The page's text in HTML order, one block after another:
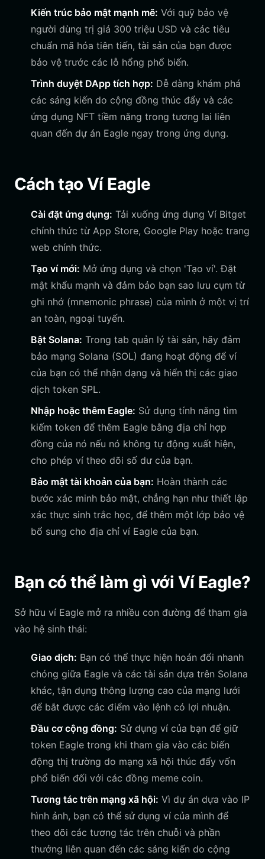
Kiến trúc bảo mật mạnh mẽ: Với quỹ bảo vệ
người dùng trị giá 300 triệu USD và các tiêu
chuẩn mã hóa tiên tiến, tài sản của bạn được
bảo vệ trước các lỗ hổng phổ biến.
Trình duyệt DApp tích hợp: Dễ dàng khám phá
các sáng kiến do cộng đồng thúc đẩy và các
ứng dụng NFT tiềm năng trong tương lai liên
quan đến dự án Eagle ngay trong ứng dụng.
Cách tạo Ví Eagle
Cài đặt ứng dụng: Tải xuống ứng dụng Ví Bitget
chính thức từ App Store, Google Play hoặc trang
web chính thức.
Tạo ví mới: Mở ứng dụng và chọn 'Tạo ví'. Đặt
mật khẩu mạnh và đảm bảo bạn sao lưu cụm từ
ghi nhớ (mnemonic phrase) của mình ở một vị trí
an toàn, ngoại tuyến.
Bật Solana: Trong tab quản lý tài sản, hãy đảm
bảo mạng Solana (SOL) đang hoạt động để ví
của bạn có thể nhận dạng và hiển thị các giao
dịch token SPL.
Nhập hoặc thêm Eagle: Sử dụng tính năng tìm
kiếm token để thêm Eagle bằng địa chỉ hợp
đồng của nó nếu nó không tự động xuất hiện,
cho phép ví theo dõi số dư của bạn.
Bảo mật tài khoản của bạn: Hoàn thành các
bước xác minh bảo mật, chẳng hạn như thiết lập
xác thực sinh trắc học, để thêm một lớp bảo vệ
bổ sung cho địa chỉ ví Eagle của bạn.
Bạn có thể làm gì với Ví Eagle?
Sở hữu ví Eagle mở ra nhiều con đường để tham gia
vào hệ sinh thái:
Giao dịch: Bạn có thể thực hiện hoán đổi nhanh
chóng giữa Eagle và các tài sản dựa trên Solana
khác, tận dụng thông lượng cao của mạng lưới
để bắt được các điểm vào lệnh có lợi nhuận.
Đầu cơ cộng đồng: Sử dụng ví của bạn để giữ
token Eagle trong khi tham gia vào các biến
động thị trường do mạng xã hội thúc đẩy vốn
phổ biến đối với các đồng meme coin.
Tương tác trên mạng xã hội: Vì dự án dựa vào IP
hình ảnh, bạn có thể sử dụng ví của mình để
theo dõi các tương tác trên chuỗi và phần
thưởng liên quan đến các sáng kiến do cộng